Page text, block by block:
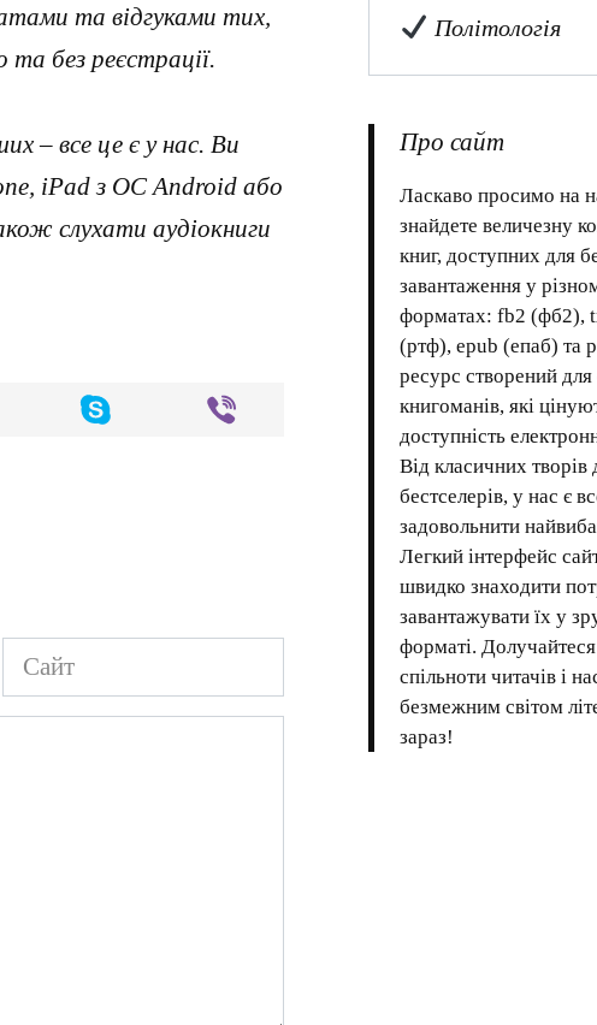
та відгуками тих,
без реєстрації.
– все це є у нас. Ви
iPad з ОС Android або
слухати аудіокниги
Сайт
Політологія
Про сайт
Ласкаво просимо на
знайдете величезну
книг, доступних для
завантаження у
форматах: fb2 (фб2),
(ртф), epub (епаб)
ресурс створений
книгоманів, які
доступність
Від класичних
бестселерів, у нас є
задовольнити
Легкий інтерфейс
швидко знаходити
завантажувати їх у
форматі.
спільноти читачів і
безмежним світом
зараз!